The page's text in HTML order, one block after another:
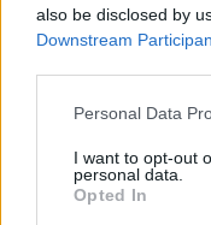
also be disclosed by
Downstream
Personal Data
I want to opt-out
personal data.
Opted In